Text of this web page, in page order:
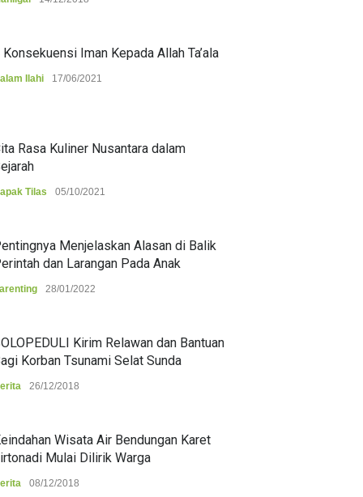
Konsekuensi Iman Kepada Allah Ta’ala
Ilahi 17/06/2021
Rasa Kuliner Nusantara dalam
Tilas 05/10/2021
Menjelaskan Alasan di Balik
dan Larangan Pada Anak
28/01/2022
Kirim Relawan dan Bantuan
Korban Tsunami Selat Sunda
26/12/2018
Wisata Air Bendungan Karet
Mulai Dilirik Warga
08/12/2018